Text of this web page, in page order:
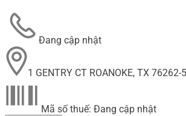
Đang cập nhật
1 GENTRY CT ROANOKE, TX 76262-
Mã số thuế: Đang cập nhật